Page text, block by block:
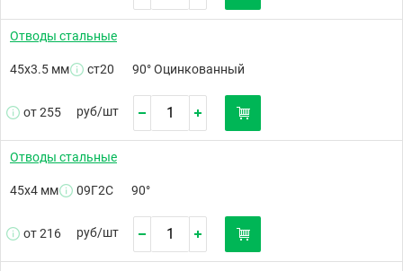
Отводы стальные
45х3.5 мм ст20 90° Оцинкованный
от 255 руб/шт
Отводы стальные
45х4 мм 09Г2С 90°
от 216 руб/шт